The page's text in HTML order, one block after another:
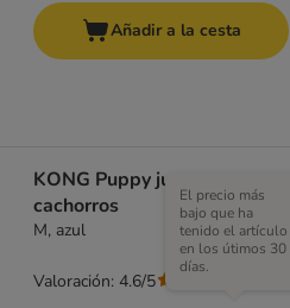
Añadir a la cesta
KONG Puppy juguete para
cachorros
M, azul
El precio más
bajo que ha
tenido el artículo
en los útimos 30
días.
Valoración: 4.6/5